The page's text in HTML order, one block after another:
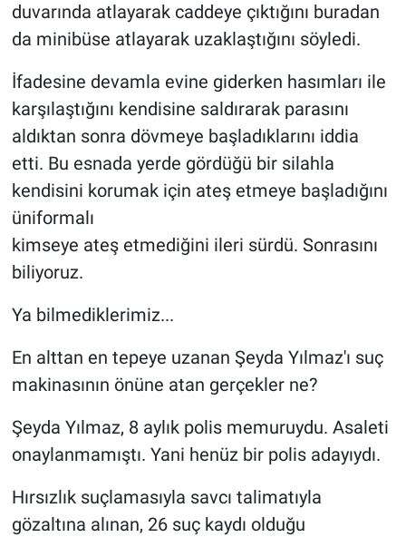
duvarında atlayarak caddeye çıktığını buradan
da minibüse atlayarak uzaklaştığını söyledi.
İfadesine devamla evine giderken hasımları ile
karşılaştığını kendisine saldırarak parasını
aldıktan sonra dövmeye başladıklarını iddia
etti. Bu esnada yerde gördüğü bir silahla
kendisini korumak için ateş etmeye başladığını
üniformalı
kimseye ateş etmediğini ileri sürdü. Sonrasını
biliyoruz.
Ya bilmediklerimiz...
En alttan en tepeye uzanan Şeyda Yılmaz'ı suç
makinasının önüne atan gerçekler ne?
Şeyda Yılmaz, 8 aylık polis memuruydu. Asaleti
onaylanmamıştı. Yani henüz bir polis adayıydı.
Hırsızlık suçlamasıyla savcı talimatıyla
gözaltına alınan, 26 suç kaydı olduğu